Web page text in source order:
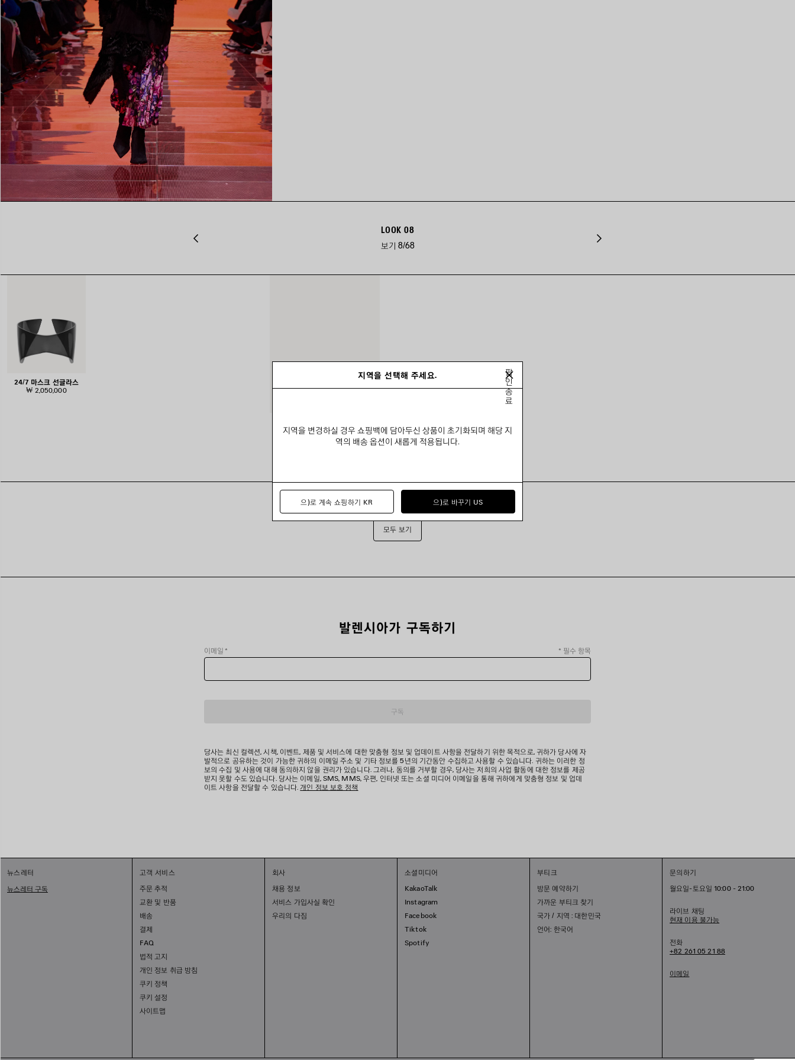
LOOK 08
보기 8/68
24/7 마스크 선글라스
₩ 2,050,000
재입고 알림 받기
모두 보기
발렌시아가 구독하기
* 필수 항목
이메일 *
구독
당사는 최신 컬렉션, 시책, 이벤트, 제품 및 서비스에 대한 맞춤형 정보 및 업데이트 사항을 전달하기 위한 목적으로, 귀하가 당사에 자
발적으로 공유하는 것이 가능한 귀하의 이메일 주소 및 기타 정보를 5년의 기간동안 수집하고 사용할 수 있습니다. 귀하는 이러한 정
보의 수집 및 사용에 대해 동의하지 않을 권리가 있습니다. 그러나, 동의를 거부할 경우, 당사는 저희의 사업 활동에 대한 정보를 제공
받지 못할 수도 있습니다. 당사는 이메일, SMS, MMS, 우편, 인터넷 또는 소셜 미디어 이메일을 통해 귀하에게 맞춤형 정보 및 업데
이트 사항을 전달할 수 있습니다.개인 정보 보호 정책
뉴스레터
뉴스레터 구독
고객 서비스
주문 추적
교환 및 반품
배송
결제
FAQ
법적 고지
개인 정보 취급 방침
쿠키 정책
쿠키 설정
사이트맵
회사
채용 정보
서비스 가입사실 확인
우리의 다짐
소셜미디어
KakaoTalk
Instagram
Facebook
Tiktok
Spotify
부티크
방문 예약하기
가까운 부티크 찾기
국가 / 지역 : 대한민국
언어: 한국어
문의하기
월요일-토요일 10:00 - 21:00
라이브 채팅
현재 이용 불가능
전화
+82 261 05 21 88
이메일
지역을 선택해 주세요.
팝
인
종
료
지역을 변경하실 경우 쇼핑백에 담아두신 상품이 초기화되며 해당 지
역의 배송 옵션이 새롭게 적용됩니다.
으)로 계속 쇼핑하기 KR 으)로 바꾸기 US